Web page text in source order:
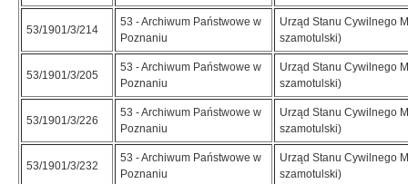
53/1901/3/214
53 - Archiwum Państwowe w
Poznaniu
Urząd Stanu Cywilnego
szamotulski)
53/1901/3/205
53 - Archiwum Państwowe w
Poznaniu
Urząd Stanu Cywilnego
szamotulski)
53/1901/3/226
53 - Archiwum Państwowe w
Poznaniu
Urząd Stanu Cywilnego
szamotulski)
53/1901/3/232
53 - Archiwum Państwowe w
Poznaniu
Urząd Stanu Cywilnego
szamotulski)